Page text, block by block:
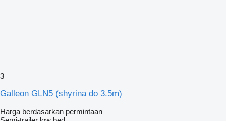
3
Galleon GLN5 (shyrina do 3.5m)
Harga berdasarkan permintaan